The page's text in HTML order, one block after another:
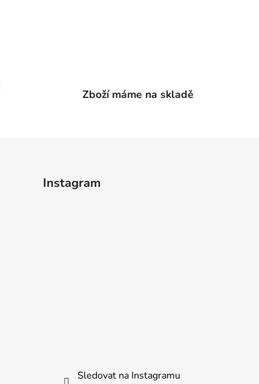
Zboží máme na skladě
Instagram
Sledovat na Instagramu